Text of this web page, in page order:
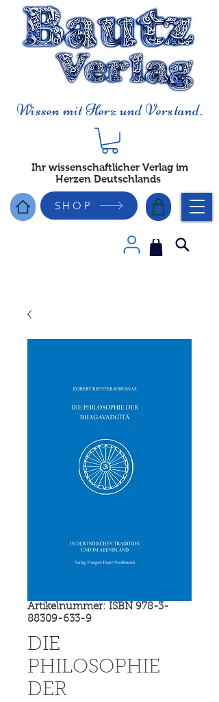
Wissen mit Herz und Verstand.
Ihr wissenschaftlicher Verlag im
Herzen Deutschlands
SHOP
Artikelnummer: ISBN 978-3-
88309-633-9
DIE
PHILOSOPHIE
DER